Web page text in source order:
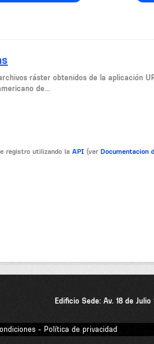
ráster obtenidos de la aplicación
de...
registro utilizando la API (ver Documentacion
Edificio Sede: Av. 18 de
- Política de privacidad